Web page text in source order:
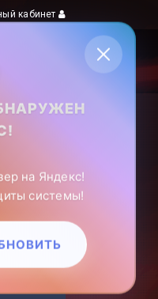
кабинет
на Яндекс!
системы!